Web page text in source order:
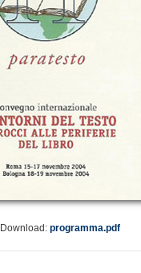
Download: programma.pdf